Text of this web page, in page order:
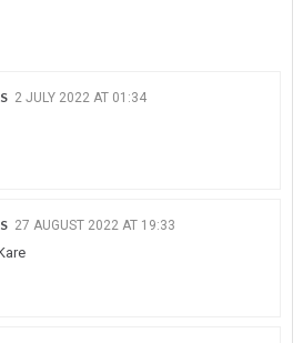
2 JULY 2022 AT 01:34
27 AUGUST 2022 AT 19:33